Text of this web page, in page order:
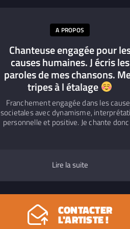
A PROPOS
Chanteuse engagée pour
causes humaines. J écris les
paroles de mes chansons.
tripes à l étalage
Franchement engagée dans les
societales avec dynamisme,
personnelle et positive. Je chante
Lire la suite
CONTACTER
L'ARTISTE !